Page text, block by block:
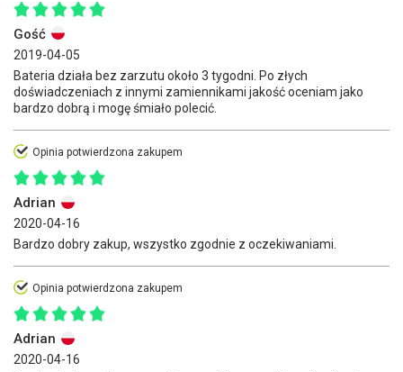
Gość
2019-04-05
Bateria działa bez zarzutu około 3 tygodni. Po złych
doświadczeniach z innymi zamiennikami jakość oceniam jako
bardzo dobrą i mogę śmiało polecić.
Opinia potwierdzona zakupem
Adrian
2020-04-16
Bardzo dobry zakup, wszystko zgodnie z oczekiwaniami.
Opinia potwierdzona zakupem
Adrian
2020-04-16